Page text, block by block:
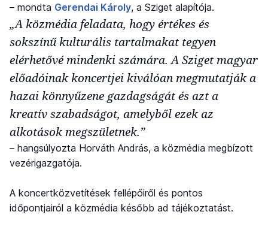
– mondta Gerendai Károly, a Sziget alapítója.
„A közmédia feladata, hogy értékes és
sokszínű kulturális tartalmakat tegyen
elérhetővé mindenki számára. A Sziget magyar
előadóinak koncertjei kiválóan megmutatják a
hazai könnyűzene gazdagságát és azt a
kreatív szabadságot, amelyből ezek az
alkotások megszületnek.”
– hangsúlyozta Horváth András, a közmédia megbízott
vezérigazgatója.
A koncertközvetítések fellépőiről és pontos
időpontjairól a közmédia később ad tájékoztatást.